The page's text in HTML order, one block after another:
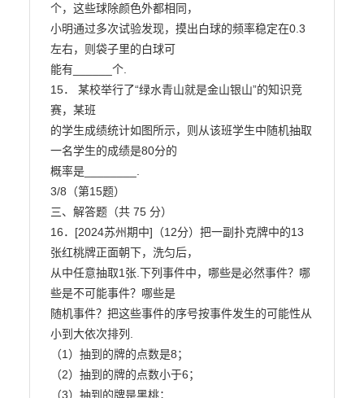
个，这些球除颜色外都相同，
小明通过多次试验发现，摸出白球的频率稳定在0.3
左右，则袋子里的白球可
能有______个.
15． 某校举行了“绿水青山就是金山银山”的知识竞
赛，某班
的学生成绩统计如图所示，则从该班学生中随机抽取
一名学生的成绩是80分的
概率是________.
3/8（第15题）
三、解答题（共 75 分）
16．[2024苏州期中]（12分）把一副扑克牌中的13
张红桃牌正面朝下，洗匀后，
从中任意抽取1张.下列事件中，哪些是必然事件？哪
些是不可能事件？哪些是
随机事件？把这些事件的序号按事件发生的可能性从
小到大依次排列.
（1）抽到的牌的点数是8；
（2）抽到的牌的点数小于6；
（3）抽到的牌是黑桃；